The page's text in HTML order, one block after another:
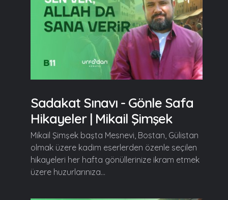
Sadakat Sınavı - Gönle Safa
Hikayeler | Mikail Şimşek
Mikail Şimşek başta Mesnevi, Bostan, Gülistan
olmak üzere kadim eserlerden özenle seçilen
hikayeleri her hafta gönüllerinize ikram etmek
üzere huzurlarınıza...